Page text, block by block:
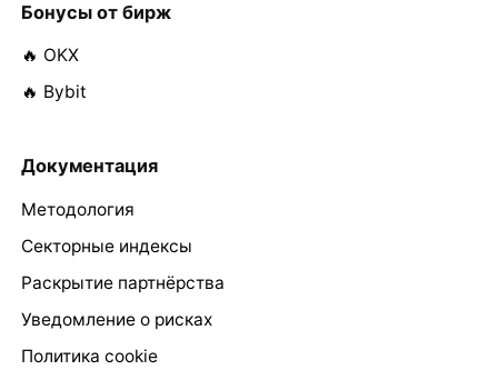
Бонусы от бирж
🔥 OKX
🔥 Bybit
Документация
Методология
Секторные индексы
Раскрытие партнёрства
Уведомление о рисках
Политика cookie